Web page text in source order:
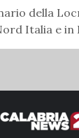
della
Italia e in